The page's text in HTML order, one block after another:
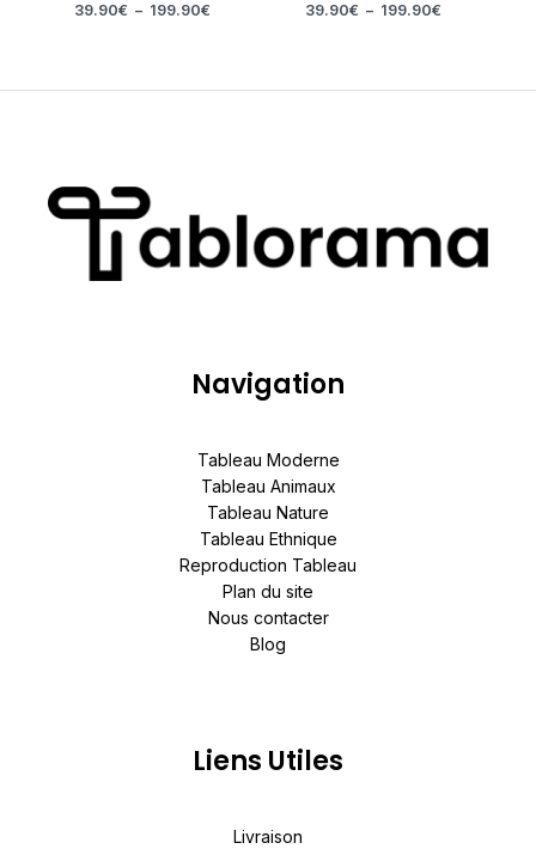
39.90€ – 199.90€ 39.90€ – 199.90€
Navigation
Tableau Moderne
Tableau Animaux
Tableau Nature
Tableau Ethnique
Reproduction Tableau
Plan du site
Nous contacter
Blog
Liens Utiles
Livraison